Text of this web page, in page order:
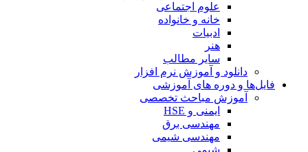
علوم اجتماعی
خانه و خانواده
ادبیات
هنر
سایر مطالب
دانلود و آموزش نرم افزار
فایل‌ها و دوره های آموزشی
آموزش مباحث تخصصی
ایمنی و HSE
مهندسی برق
مهندسی شیمی
شیمی